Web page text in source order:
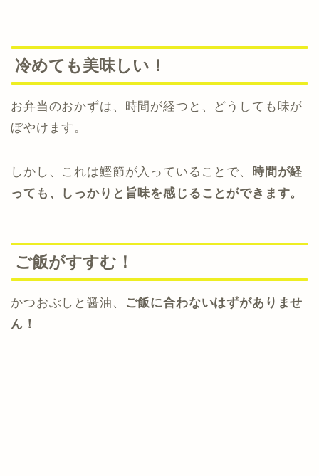
冷めても美味しい！
お弁当のおかずは、時間が経つと、どうしても味が
ぼやけます。
しかし、これは鰹節が入っていることで、
時間が経
っても、しっかりと旨味を感じることができます。
ご飯がすすむ！
かつおぶしと醤油、
ご飯に合わないはずがありませ
ん！